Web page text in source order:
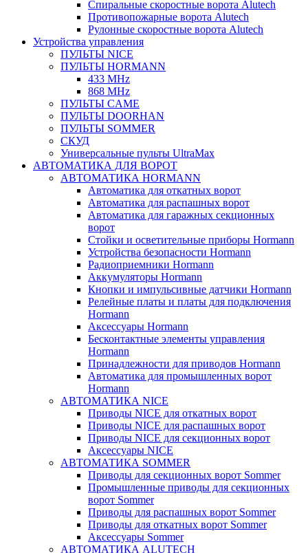
Спиральные скоростные ворота Alutech
Противопожарные ворота Alutech
Рулонные скоростные ворота Alutech
Устройства управления
ПУЛЬТЫ NICE
ПУЛЬТЫ HORMANN
433 MHz
868 MHz
ПУЛЬТЫ CAME
ПУЛЬТЫ DOORHAN
ПУЛЬТЫ SOMMER
СКУД
Универсальные пульты UltraMax
АВТОМАТИКА ДЛЯ ВОРОТ
АВТОМАТИКА HORMANN
Автоматика для откатных ворот
Автоматика для распашных ворот
Автоматика для гаражных секционных
ворот
Стойки и осветительные приборы Hormann
Устройства безопасности Hormann
Радиоприемники Hormann
Аккумуляторы Hormann
Кнопки и импульсивные датчики Hormann
Релейные платы и платы для подключения
Hormann
Аксессуары Hormann
Бесконтактные элементы управления
Hormann
Принадлежности для приводов Hormann
Автоматика для промышленных ворот
Hormann
АВТОМАТИКА NICE
Приводы NICE для откатных ворот
Приводы NICE для распашных ворот
Приводы NICE для секционных ворот
Аксессуары NICE
АВТОМАТИКА SOMMER
Приводы для секционных ворот Sommer
Промышленные приводы для секционных
ворот Sommer
Приводы для распашных ворот Sommer
Приводы для откатных ворот Sommer
Аксессуары Sommer
АВТОМАТИКА ALUTECH